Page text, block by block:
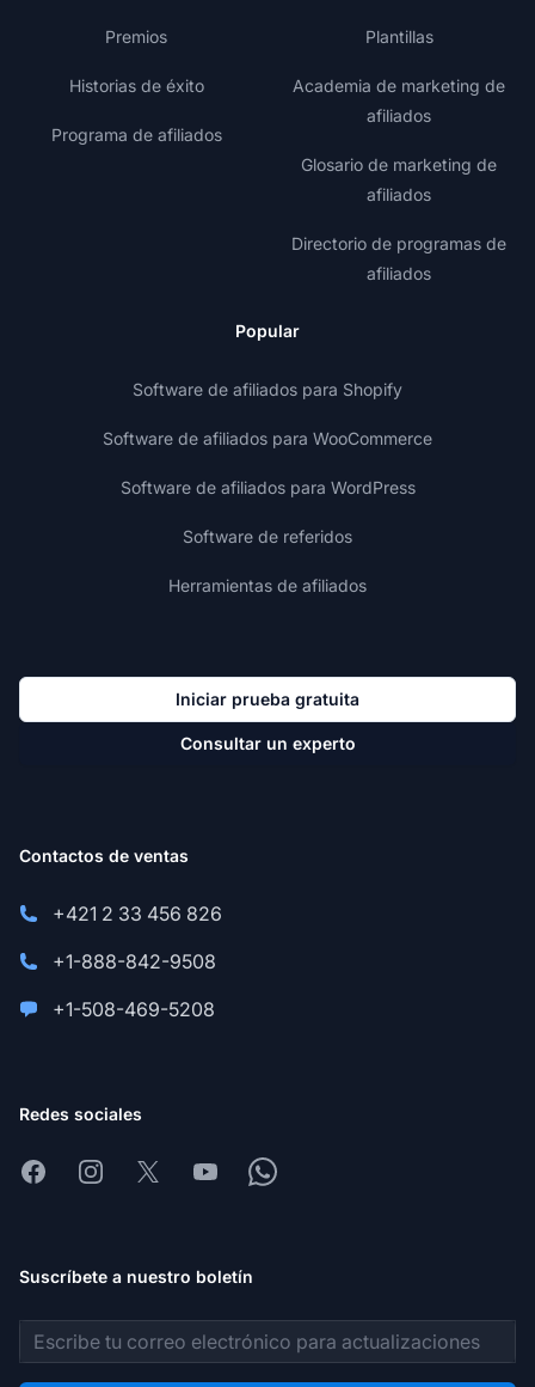
Premios
Historias de éxito
Programa de afiliados
Plantillas
Academia de marketing de
afiliados
Glosario de marketing de
afiliados
Directorio de programas de
afiliados
Popular
Software de afiliados para Shopify
Software de afiliados para WooCommerce
Software de afiliados para WordPress
Software de referidos
Herramientas de afiliados
Iniciar prueba gratuita
Consultar un experto
Contactos de ventas
+421 2 33 456 826
+1-888-842-9508
+1-508-469-5208
Redes sociales
FacebookInstagram
X YoutubeWhatsapp
Suscríbete a nuestro boletín
Dirección de correo electrónico